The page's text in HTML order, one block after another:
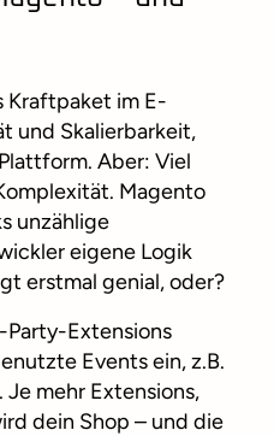
Kraftpaket im E-
und Skalierbarkeit,
Aber: Viel
Magento
unzählige
eigene Logik
erstmal genial, oder?
Party-Extensions
Events ein, z.B.
Je mehr Extensions,
dein Shop – und die